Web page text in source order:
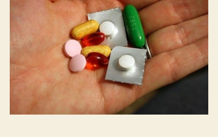
Xương
Khớp:
Có
Nên
Uống
Giảm
Đau?